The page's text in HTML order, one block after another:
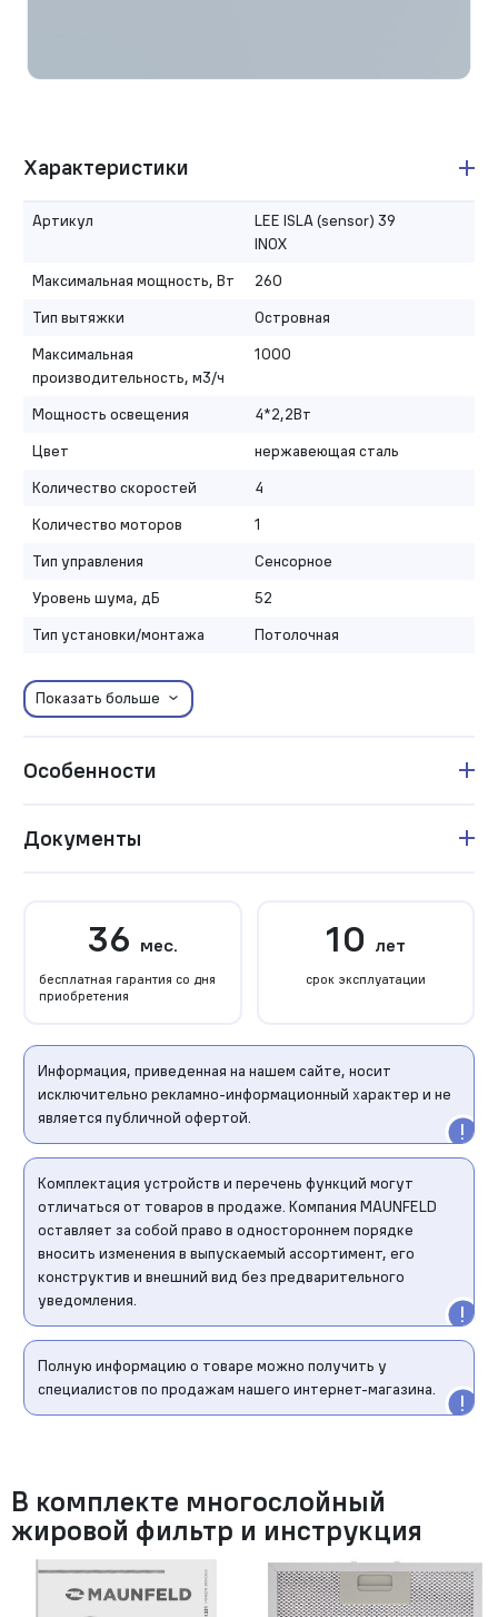
Характеристики
Артикул
LEE ISLA (sensor) 39
INOX
Максимальная мощность, Вт
260
Тип вытяжки
Островная
Максимальная
производительность, м3/ч
1000
Мощность освещения
4*2,2Вт
Цвет
нержавеющая сталь
Количество скоростей
4
Количество моторов
1
Тип управления
Сенсорное
Уровень шума, дБ
52
Тип установки/монтажа
Потолочная
Показать больше
Особенности
Документы
36 мес.
бесплатная гарантия со дня
приобретения
10 лет
срок эксплуатации
Информация, приведенная на нашем сайте, носит
исключительно рекламно-информационный характер и не
является публичной офертой.
Комплектация устройств и перечень функций могут
отличаться от товаров в продаже. Компания MAUNFELD
оставляет за собой право в одностороннем порядке
вносить изменения в выпускаемый ассортимент, его
конструктив и внешний вид без предварительного
уведомления.
Полную информацию о товаре можно получить у
специалистов по продажам нашего интернет-магазина.
В комплекте многослойный
жировой фильтр и инструкция